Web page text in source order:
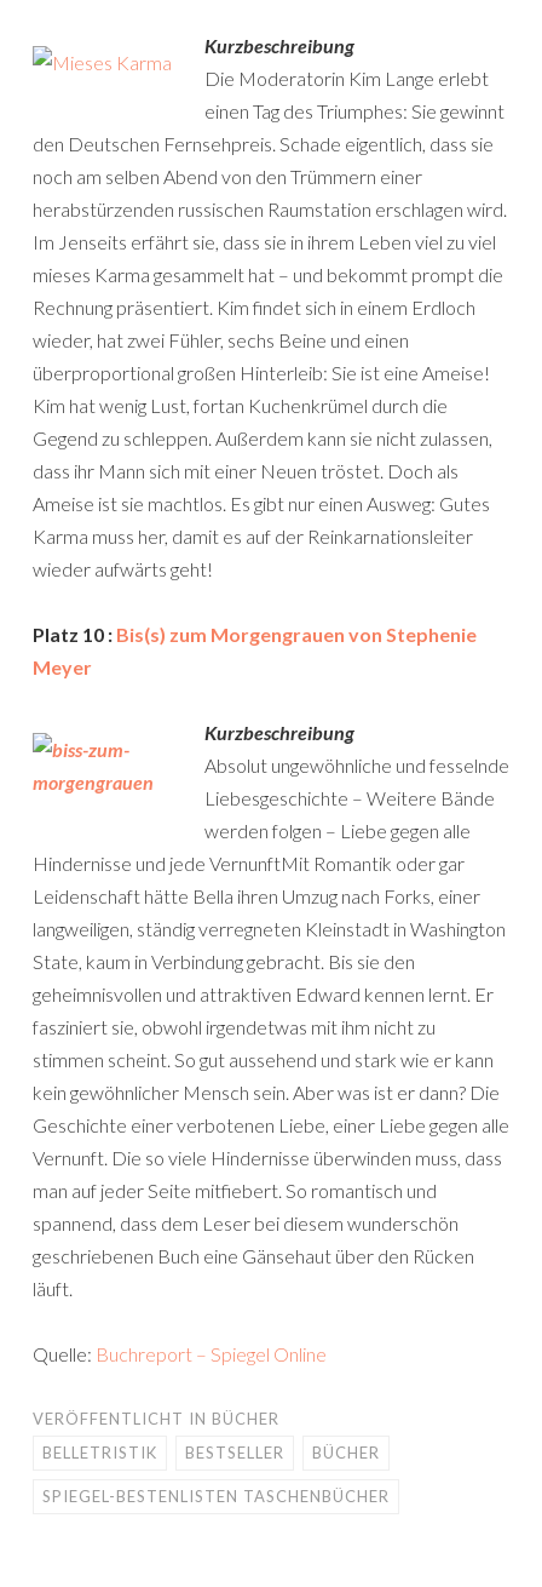
Kurzbeschreibung
Die Moderatorin Kim Lange erlebt
einen Tag des Triumphes: Sie gewinnt
den Deutschen Fernsehpreis. Schade eigentlich, dass sie
noch am selben Abend von den Trümmern einer
herabstürzenden russischen Raumstation erschlagen wird.
Im Jenseits erfährt sie, dass sie in ihrem Leben viel zu viel
mieses Karma gesammelt hat – und bekommt prompt die
Rechnung präsentiert. Kim findet sich in einem Erdloch
wieder, hat zwei Fühler, sechs Beine und einen
überproportional großen Hinterleib: Sie ist eine Ameise!
Kim hat wenig Lust, fortan Kuchenkrümel durch die
Gegend zu schleppen. Außerdem kann sie nicht zulassen,
dass ihr Mann sich mit einer Neuen tröstet. Doch als
Ameise ist sie machtlos. Es gibt nur einen Ausweg: Gutes
Karma muss her, damit es auf der Reinkarnationsleiter
wieder aufwärts geht!
Platz 10 : Bis(s) zum Morgengrauen von Stephenie
Meyer
Kurzbeschreibung
Absolut ungewöhnliche und fesselnde
Liebesgeschichte – Weitere Bände
werden folgen – Liebe gegen alle
Hindernisse und jede VernunftMit Romantik oder gar
Leidenschaft hätte Bella ihren Umzug nach Forks, einer
langweiligen, ständig verregneten Kleinstadt in Washington
State, kaum in Verbindung gebracht. Bis sie den
geheimnisvollen und attraktiven Edward kennen lernt. Er
fasziniert sie, obwohl irgendetwas mit ihm nicht zu
stimmen scheint. So gut aussehend und stark wie er kann
kein gewöhnlicher Mensch sein. Aber was ist er dann? Die
Geschichte einer verbotenen Liebe, einer Liebe gegen alle
Vernunft. Die so viele Hindernisse überwinden muss, dass
man auf jeder Seite mitfiebert. So romantisch und
spannend, dass dem Leser bei diesem wunderschön
geschriebenen Buch eine Gänsehaut über den Rücken
läuft.
Quelle: Buchreport – Spiegel Online
VERÖFFENTLICHT IN BÜCHER
BELLETRISTIK
BESTSELLER BÜCHER
SPIEGEL-BESTENLISTEN TASCHENBÜCHER